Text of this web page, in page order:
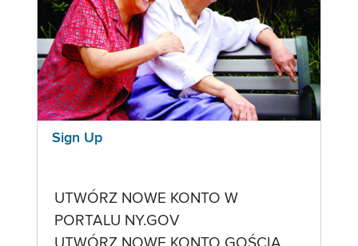
Sign Up
UTWÓRZ NOWE KONTO W
PORTALU NY.GOV